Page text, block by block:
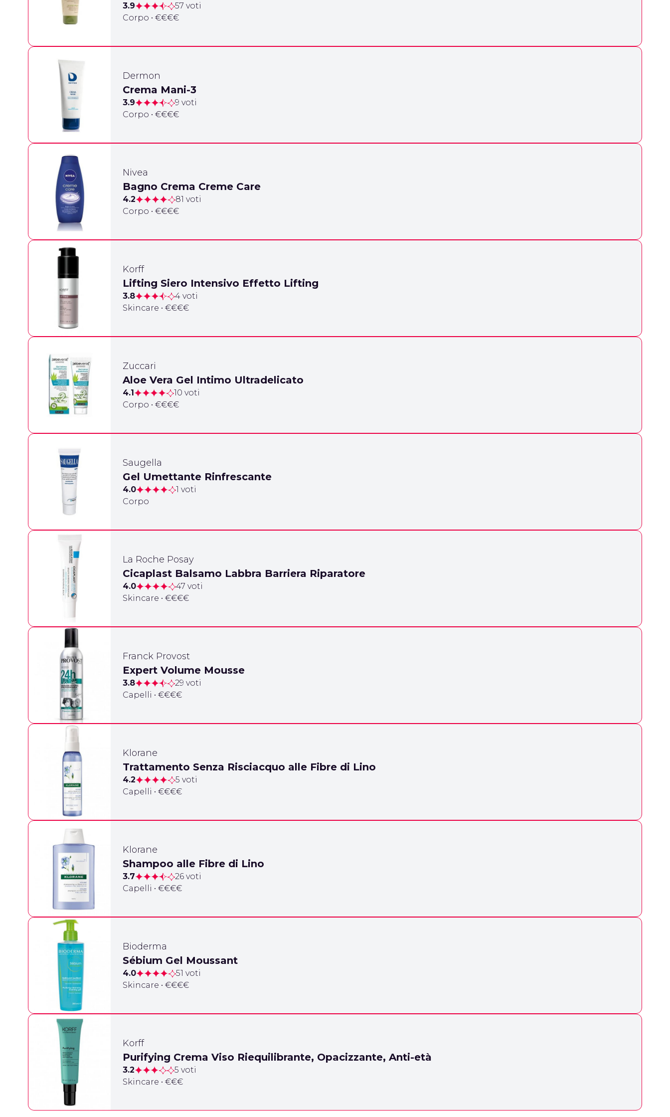
3.9
57 voti
Corpo • €€€€
Dermon
Crema Mani-3
3.9
9 voti
Corpo • €€€€
Nivea
Bagno Crema Creme Care
4.2
81 voti
Corpo • €€€€
Korff
Lifting Siero Intensivo Effetto Lifting
3.8
4 voti
Skincare • €€€€
Zuccari
Aloe Vera Gel Intimo Ultradelicato
4.1
10 voti
Corpo • €€€€
Saugella
Gel Umettante Rinfrescante
4.0
1 voti
Corpo
La Roche Posay
Cicaplast Balsamo Labbra Barriera Riparatore
4.0
47 voti
Skincare • €€€€
Franck Provost
Expert Volume Mousse
3.8
29 voti
Capelli • €€€€
Klorane
Trattamento Senza Risciacquo alle Fibre di Lino
4.2
5 voti
Capelli • €€€€
Klorane
Shampoo alle Fibre di Lino
3.7
26 voti
Capelli • €€€€
Bioderma
Sébium Gel Moussant
4.0
51 voti
Skincare • €€€€
Korff
Purifying Crema Viso Riequilibrante, Opacizzante, Anti-età
3.2
5 voti
Skincare • €€€